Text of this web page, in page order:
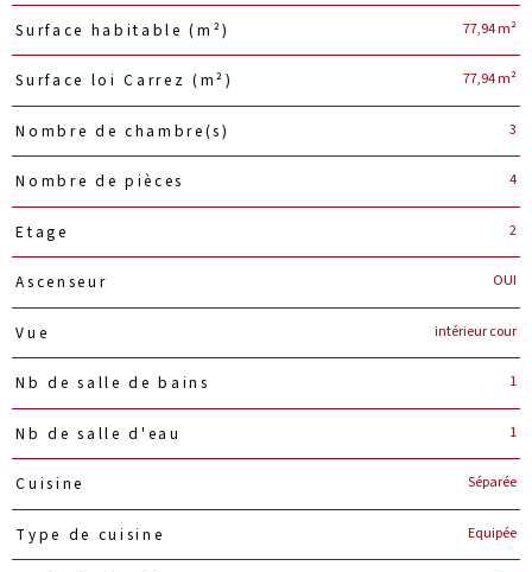
Surface habitable (m²) 77,94 m²
Surface loi Carrez (m²) 77,94 m²
Nombre de chambre(s) 3
Nombre de pièces 4
Etage 2
Ascenseur OUI
Vue intérieur cour
Nb de salle de bains 1
Nb de salle d'eau 1
Cuisine Séparée
Type de cuisine Equipée